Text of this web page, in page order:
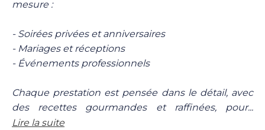
mesure :
- Soirées privées et anniversaires
- Mariages et réceptions
- Événements professionnels
Chaque prestation est pensée dans le détail, avec
des recettes gourmandes et raffinées, pour...
Lire la suite